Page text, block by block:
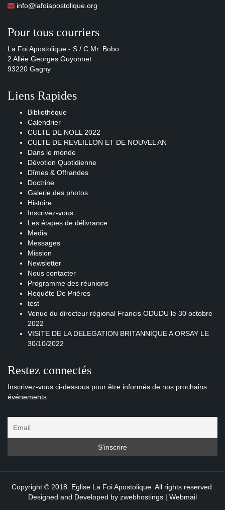
info@lafoiapostolique.org
Pour tous courriers
La Foi Apostolique - S / C Mr. Bobo
2 Allée Georges Guyonnet
93220 Gagny
Liens Rapides
Bibliothèque
Calendrier
CULTE DE NOEL 2022
CULTE DE REVEILLON ET DE NOUVEL AN
Dans le monde
Dévotion Quotidienne
Dîmes & Offrandes
Doctrine
Galerie des photos
Histoire
Inscrivez-vous
Les étapes de délivrance
Media
Messages
Mission
Newsletter
Nous contacter
Programme des réunions
Requête De Prières
test
Venue du directeur régional Francis ODUDU le 30 octobre
2022
VISITE DE LA DELEGATION BRITANNIQUE A ORSAY LE
30/10/2022
Restez connectés
Inscrivez-vous ci-dessous pour être informés de nos prochains
événements
Copyright © 2018. Eglise La Foi Apostolique. All rights reserved.
Designed and Developed by zwebhostings | Webmail